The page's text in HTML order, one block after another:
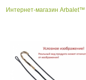
Интернет-магазин Arbalet™